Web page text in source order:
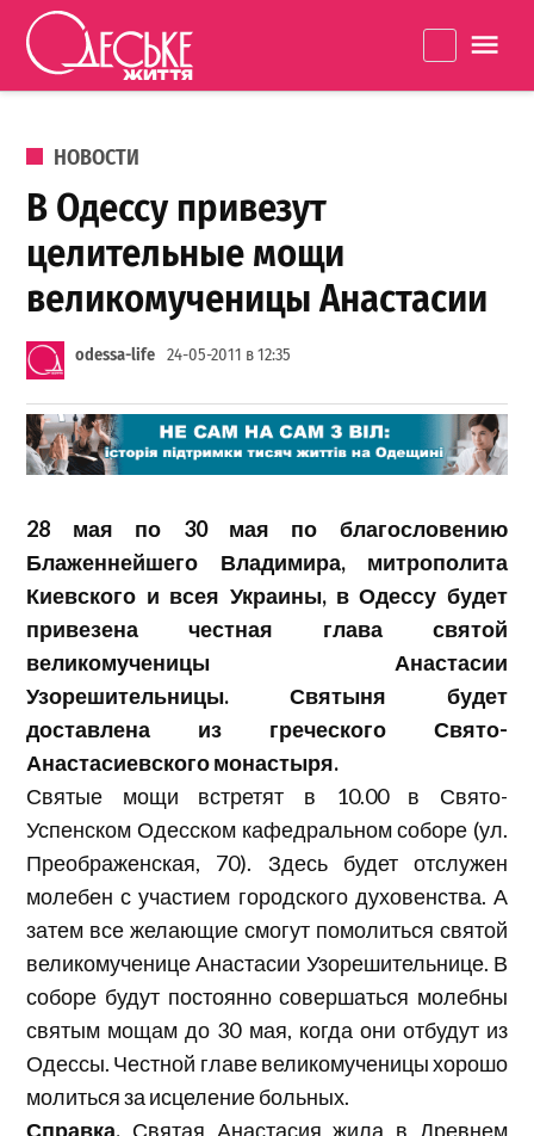
Перейти к содержанию
життя
ОПУБЛИКОВАНО В
НОВОСТИ
В Одессу привезут
целительные мощи
великомученицы Анастасии
odessa-life 24-05-2011 в 12:35
28 мая по 30 мая по благословению
Блаженнейшего Владимира, митрополита
Киевского и всея Украины, в Одессу будет
привезена честная глава святой
великомученицы Анастасии
Узорешительницы. Святыня будет
доставлена из греческого Свято-
Анастасиевского монастыря.
Святые мощи встретят в 10.00 в Свято-
Успенском Одесском кафедральном соборе (ул.
Преображенская, 70). Здесь будет отслужен
молебен с участием городского духовенства. А
затем все желающие смогут помолиться святой
великомученице Анастасии Узорешительнице. В
соборе будут постоянно совершаться молебны
святым мощам до 30 мая, когда они отбудут из
Одессы. Честной главе великомученицы хорошо
молиться за исцеление больных.
Справка. Святая Анастасия жила в Древнем